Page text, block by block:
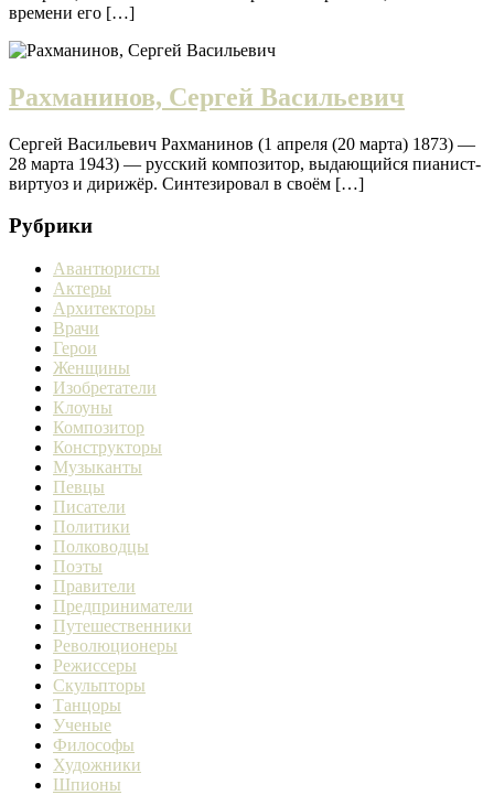
времени его […]
Рахманинов, Сергей Васильевич
Сергей Васильевич Рахманинов (1 апреля (20 марта) 1873) —
28 марта 1943) — русский композитор, выдающийся пианист-
виртуоз и дирижёр. Синтезировал в своём […]
Рубрики
Авантюристы
Актеры
Архитекторы
Врачи
Герои
Женщины
Изобретатели
Клоуны
Композитор
Конструкторы
Музыканты
Певцы
Писатели
Политики
Полководцы
Поэты
Правители
Предприниматели
Путешественники
Революционеры
Режиссеры
Скульпторы
Танцоры
Ученые
Философы
Художники
Шпионы